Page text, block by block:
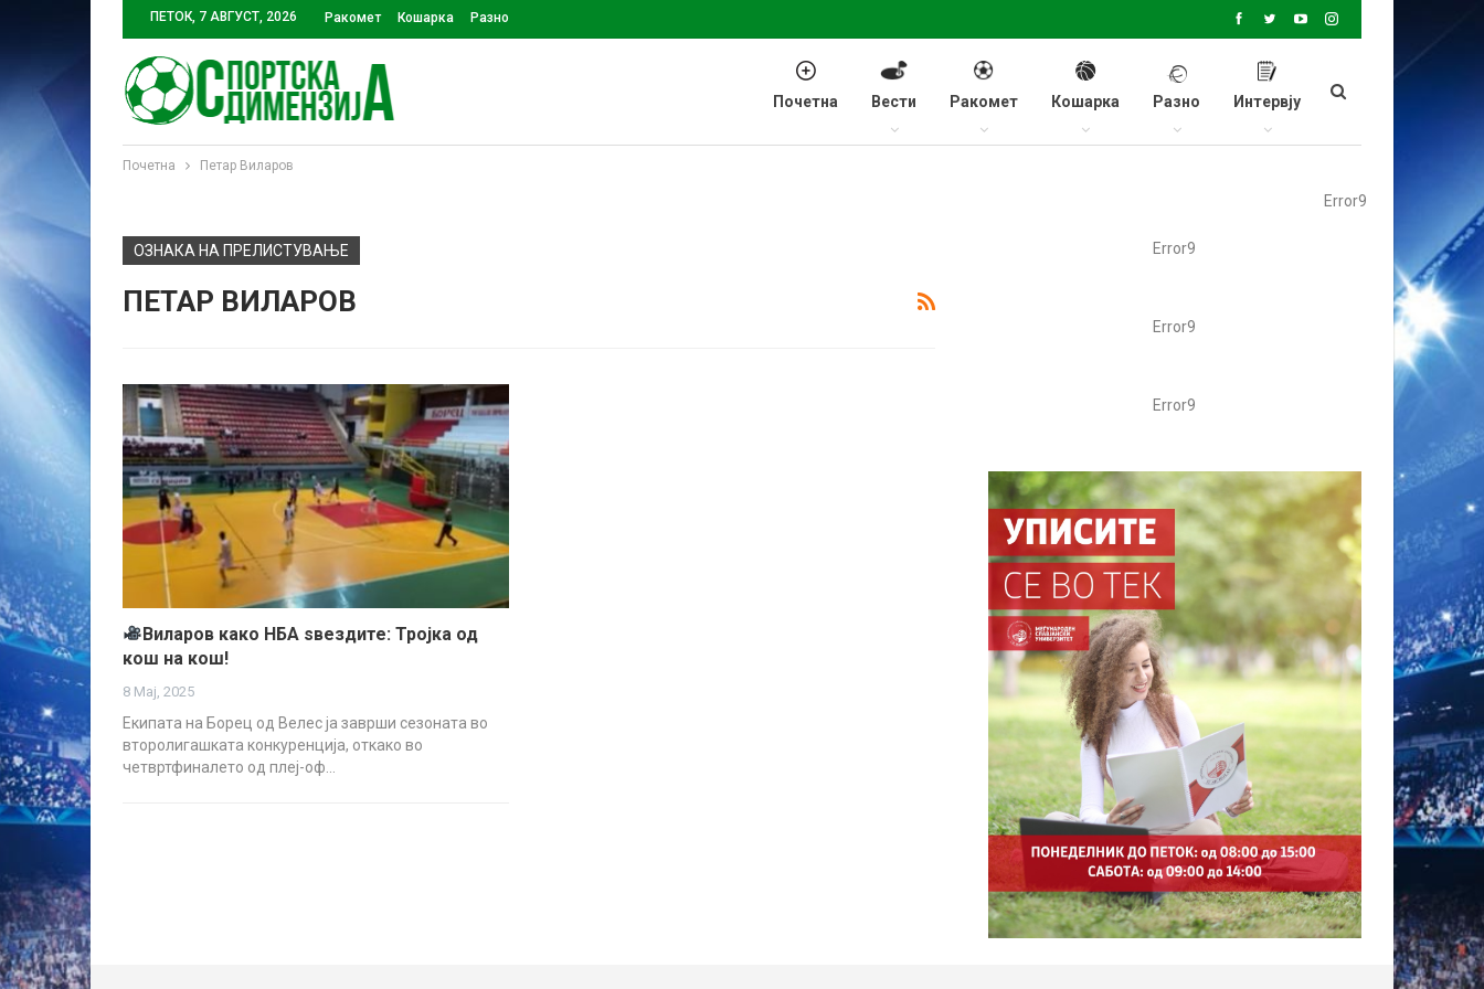
ПЕТОК, 7 АВГУСТ, 2026 Ракомет Кошарка Разно
Почетна Вести Ракомет Кошарка Разно Интервју
Почетна Петар Виларов
Error9
ОЗНАКА НА ПРЕЛИСТУВАЊЕ
ПЕТАР ВИЛАРОВ
Виларов како НБА ѕвездите: Тројка од
кош на кош!
8 Мај, 2025
Екипата на Борец од Велес ја заврши сезоната во
второлигашката конкуренција, откако во
четвртфиналето од плеј-оф…
Error9
Error9
Error9